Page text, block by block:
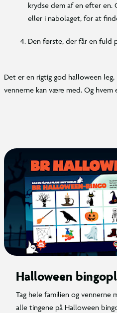
krydse dem af en efter en.
eller i nabolaget, for at
Den første, der får en fuld
Det er en rigtig god halloween
vennerne kan være med. Og hvem
Halloween
Tag hele familien og vennerne
alle tingene på Halloween